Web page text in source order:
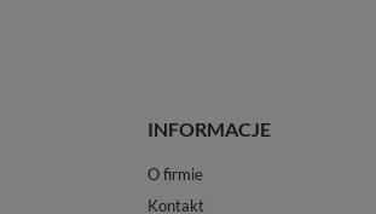
INFORMACJE
O firmie
Kontakt